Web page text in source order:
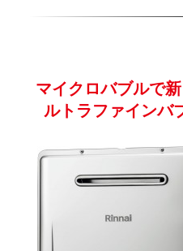
マイクロバブルで
ルトラファインバ